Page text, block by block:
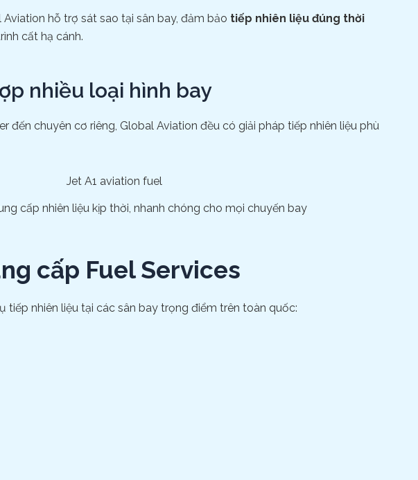
hỗ trợ sát sao tại sân bay, đảm bảo tiếp nhiên liệu đúng thời
cất hạ cánh.
nhiều loại hình bay
đến chuyên cơ riêng, Global Aviation đều có giải pháp tiếp nhiên liệu phù
cấp nhiên liệu kịp thời, nhanh chóng cho mọi chuyến bay
cấp Fuel Services
tiếp nhiên liệu tại các sân bay trọng điểm trên toàn quốc: